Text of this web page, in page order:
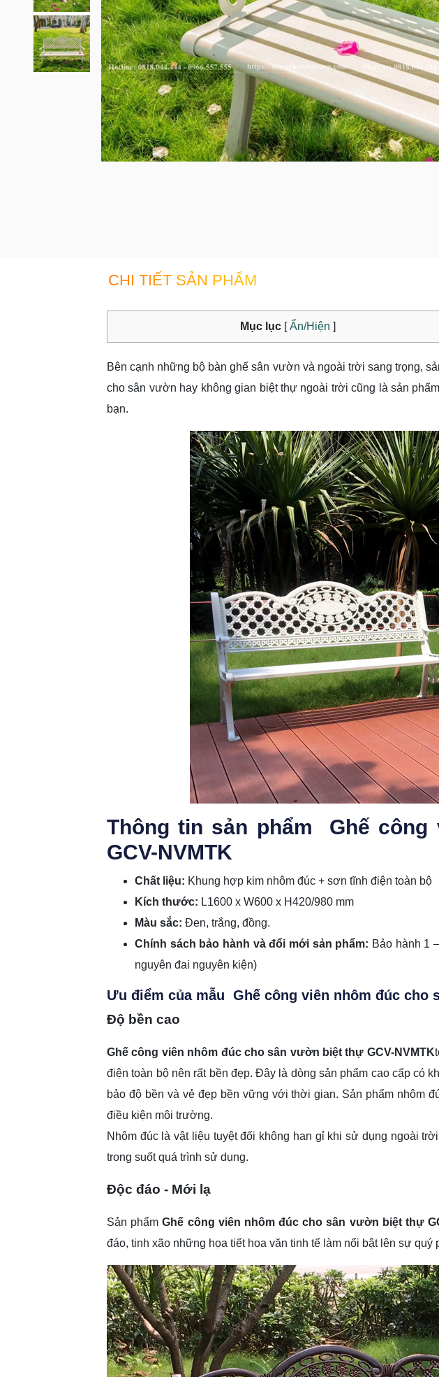
CHI TIẾT SẢN PHẨM
Mục lục [Ẩn/Hiện ]
Bên cạnh những bộ bàn ghế sân vườn và ngoài trời sang trọng,
cho sân vườn hay không gian biệt thự ngoài trời cũng là sản
bạn.
Thông tin sản phẩm Ghế
GCV-NVMTK
Chất liệu: Khung hợp kim nhôm đúc + sơn tĩnh điện toàn bộ
Kích thước: L1600 x W600 x H420/980 mm
Màu sắc: Đen, trắng, đồng.
Chính sách bảo hành và đổi mới sản phẩm: Bảo hành 1
nguyên đai nguyên kiện)
Ưu điểm của mẫu Ghế công viên nhôm đúc cho
Độ bền cao
Ghế công viên nhôm đúc cho sân vườn biệt thự GCV-NVMTK
điện toàn bộ nên rất bền đẹp. Đây là dòng sản phẩm cao cấp có
bảo độ bền và vẻ đẹp bền vững với thời gian. Sản phẩm nhôm
điều kiện môi trường.
Nhôm đúc là vật liệu tuyệt đối không han gỉ khi sử dụng ngoài
trong suốt quá trình sử dụng.
Độc đáo - Mới lạ
Sản phẩmGhế công viên nhôm đúc cho sân vườn biệt thự
đáo, tinh xão những họa tiết hoa văn tinh tế làm nổi bật lên sự